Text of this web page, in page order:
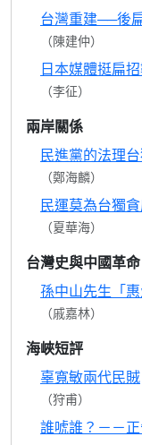
台灣重建──後
（陳建仲）
日本媒體挺扁
（李征）
兩岸關係
民進黨的法理
（鄭海麟）
民運莫為台獨
（夏華海）
台灣史與中國革命
孫中山先生「
（戚嘉林）
海峽短評
辜寬敏兩代民賊
（狩甫）
誰唬誰？－－